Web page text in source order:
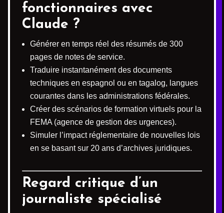
fonctionnaires avec
Claude ?
Générer en temps réel des résumés de 300
pages de notes de service.
Traduire instantanément des documents
techniques en espagnol ou en tagalog, langues
courantes dans les administrations fédérales.
Créer des scénarios de formation virtuels pour la
FEMA (agence de gestion des urgences).
Simuler l’impact réglementaire de nouvelles lois
en se basant sur 20 ans d’archives juridiques.
Regard critique d’un
journaliste spécialisé